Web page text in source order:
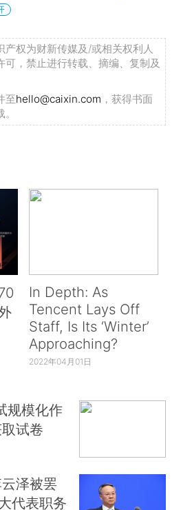
产权为财新传媒及/或相关权利人
可，禁止进行转载、摘编、复制及
至hello@caixin.com ，获得书面
In Depth: As
Tencent Lays Off
Staff, Is Its ‘Winter’
Approaching?
2022年04月01日
规模化作
试卷
泽被罢
代表职务